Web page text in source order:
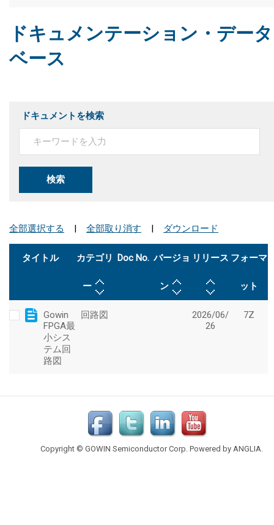
ドキュメンテーション・データ
ベース
ドキュメントを検索
検索
Copyright © GOWIN Semiconductor Corp. Powered by ANGLIA.